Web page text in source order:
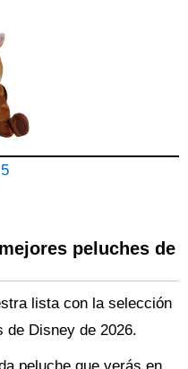
peluches de
lista con la selección
de Disney de 2026.